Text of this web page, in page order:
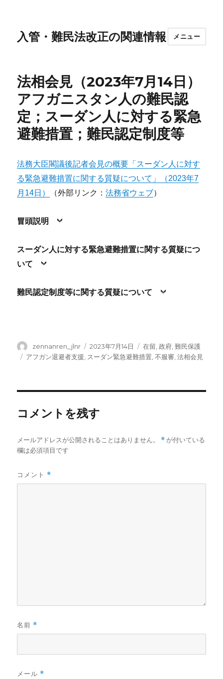
入管・難民法改正の関連情報 メニュー
法相会見（2023年7月14日）
アフガニスタン人の難民認
定；スーダン人に対する緊急
避難措置；難民認定制度等
法務大臣閣議後記者会見の概要「スーダン人に対す
る緊急避難措置に関する質疑について」（2023年7
月14日）
（外部リンク：法務省ウェブ）
冒頭説明
スーダン人に対する緊急避難措置に関する質疑につ
いて
難民認定制度等に関する質疑について
投
稿
zennanren_jlnr
投
稿
2023年7月14日
カ
テ
在留 ,政府 ,難民保護
タ
アフガン退避者支援 スーダン緊急避難措置 ,不服審 ,法相会見
コメントを残す
メールアドレスが公開されることはありません。 * が付いている
欄は必須項目です
コメント *
名前 *
メール *